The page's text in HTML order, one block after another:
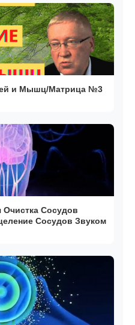
и Мышц/Матрица №3
Очистка Сосудов
Сосудов Звуком